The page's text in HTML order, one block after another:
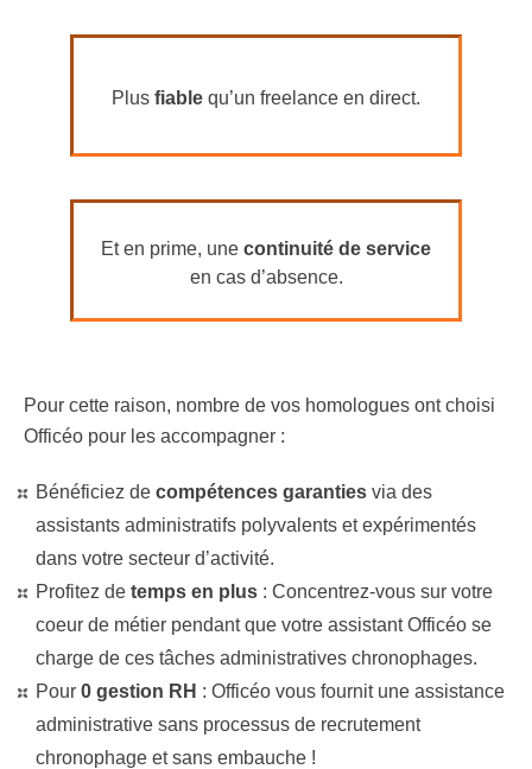
Plus fiable qu’un freelance en direct.
Et en prime, une continuité de service
en cas d’absence.
Pour cette raison, nombre de vos homologues ont choisi
Officéo pour les accompagner :
Bénéficiez de compétences garanties via des
assistants administratifs polyvalents et expérimentés
dans votre secteur d’activité.
Profitez de temps en plus : Concentrez-vous sur votre
coeur de métier pendant que votre assistant Officéo se
charge de ces tâches administratives chronophages.
Pour 0 gestion RH : Officéo vous fournit une assistance
administrative sans processus de recrutement
chronophage et sans embauche !